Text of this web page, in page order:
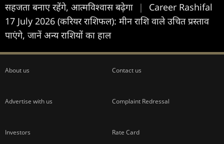
सहजता बनाए रहेंगे, आत्मविश्वास बढ़ेगा
|
Career Rashifal
17 July 2026 (करियर राशिफल): मीन राशि वाले उचित प्रस्ताव
पाएंगे, जानें अन्य राशियों का हाल
About us Contact us
Advertise with us Complaint Redressal
Investors Rate Card